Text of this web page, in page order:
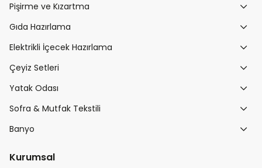
Pişirme ve Kızartma
Gıda Hazırlama
Elektrikli İçecek Hazırlama
Çeyiz Setleri
Yatak Odası
Sofra & Mutfak Tekstili
Banyo
Kurumsal